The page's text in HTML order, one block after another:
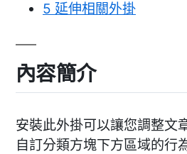
5 延伸相關外掛
內容簡介
安裝此外掛可以讓您調整文
自訂分類方塊下方區域的行